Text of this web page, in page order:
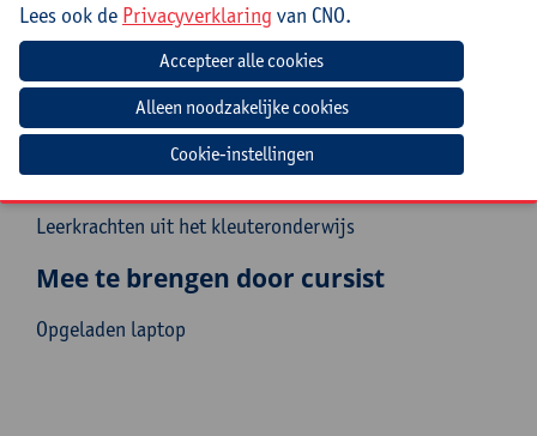
kleuters en laat je ruimte voor hun ideeën en
initiatieven;
zet je muzische vorming in als volwaardig en
betekenisvol leergebied binnen het
kleuteronderwijs.
Doelgroep
Leerkrachten uit het kleuteronderwijs
Mee te brengen door cursist
Opgeladen laptop
Lees ook de Privacyverklaring van CNO.
Cookie-instellingen